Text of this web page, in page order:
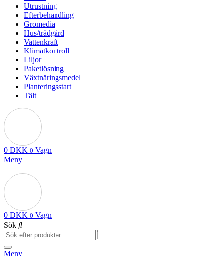
Utrustning
Efterbehandling
Gromedia
Hus/trädgård
Vattenkraft
Klimatkontroll
Liljor
Paketlösning
Växtnäringsmedel
Planteringsstart
Tält
0 DKK 0 Vagn
Meny
0 DKK 0 Vagn
Sök
Meny